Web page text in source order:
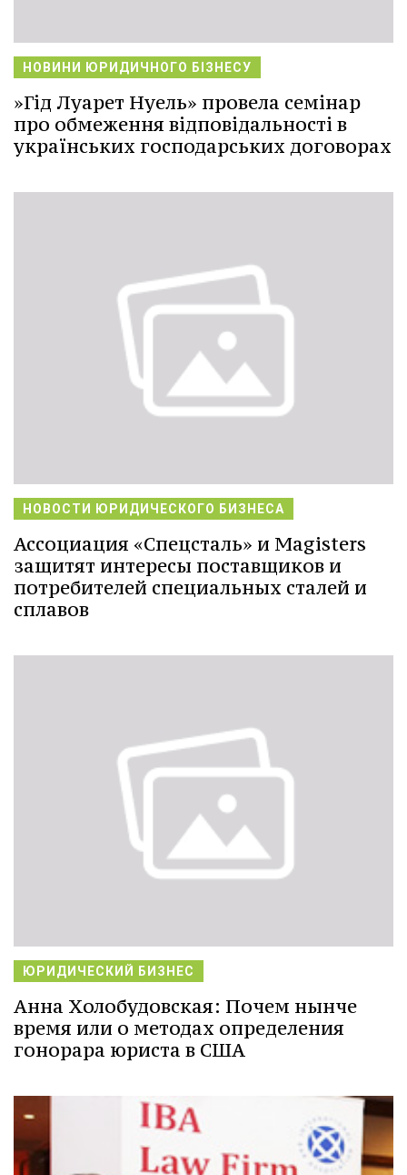
НОВИНИ ЮРИДИЧНОГО БІЗНЕСУ
»Гід Луарет Нуель» провела семінар
про обмеження відповідальності в
українських господарських договорах
НОВОСТИ ЮРИДИЧЕСКОГО БИЗНЕСА
Ассоциация «Спецсталь» и Magisters
защитят интересы поставщиков и
потребителей специальных сталей и
сплавов
ЮРИДИЧЕСКИЙ БИЗНЕС
Анна Холобудовская: Почем нынче
время или о методах определения
гонорара юриста в США